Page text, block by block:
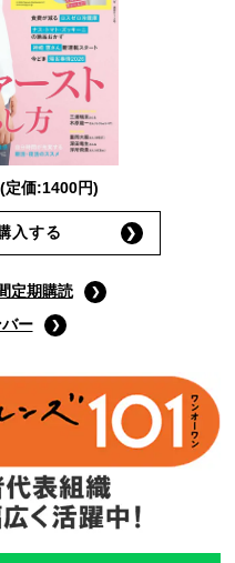
(定価:1400円)
入する
定期購読
ー